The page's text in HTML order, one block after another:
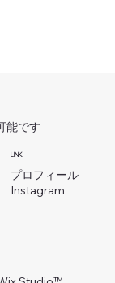
います。
件以
獲得を経験
とに、個
BtoB営
​プロフィール
Instagram
LINK
能です